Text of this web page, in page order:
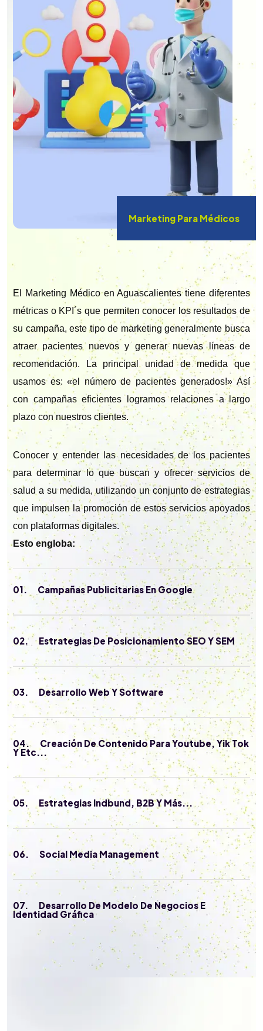
Marketing Para Médicos
El Marketing Médico en Aguascalientes tiene diferentes
métricas o KPI´s que permiten conocer los resultados de
su campaña, este tipo de marketing generalmente busca
atraer pacientes nuevos y generar nuevas líneas de
recomendación. La principal unidad de medida que
usamos es: «el número de pacientes generados!» Así
con campañas eficientes logramos relaciones a largo
plazo con nuestros clientes.
Conocer y entender las necesidades de los pacientes
para determinar lo que buscan y ofrecer servicios de
salud a su medida, utilizando un conjunto de estrategias
que impulsen la promoción de estos servicios apoyados
con plataformas digitales.
Esto engloba:
01. Campañas Publicitarias En Google
02. Estrategias De Posicionamiento SEO Y SEM
03. Desarrollo Web Y Software
04. Creación De Contenido Para Youtube, Yik Tok
Y Etc...
05. Estrategias Indbund, B2B Y Más...
06. Social Media Management
07. Desarrollo De Modelo De Negocios E
Identidad Gráfica